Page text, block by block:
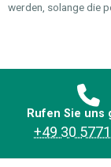
werden, solange die
Rufen Sie uns
+49 30